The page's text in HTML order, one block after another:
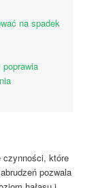
na spadek
czynności, które
pozwala